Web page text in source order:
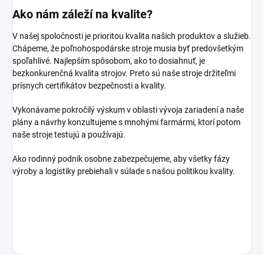
Ako nám záleží na kvalite?
V našej spoločnosti je prioritou kvalita našich produktov a služieb.
Chápeme, že poľnohospodárske stroje musia byť predovšetkým
spoľahlivé. Najlepším spôsobom, ako to dosiahnuť, je
bezkonkurenčná kvalita strojov. Preto sú naše stroje držiteľmi
prísnych certifikátov bezpečnosti a kvality.
Vykonávame pokročilý výskum v oblasti vývoja zariadení a naše
plány a návrhy konzultujeme s mnohými farmármi, ktorí potom
naše stroje testujú a používajú.
Ako rodinný podnik osobne zabezpečujeme, aby všetky fázy
výroby a logistiky prebiehali v súlade s našou politikou kvality.